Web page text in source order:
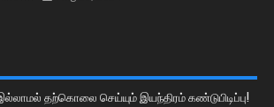
தற்கொலை செய்யும் இயந்திரம் கண்டுபிடிப்பு!